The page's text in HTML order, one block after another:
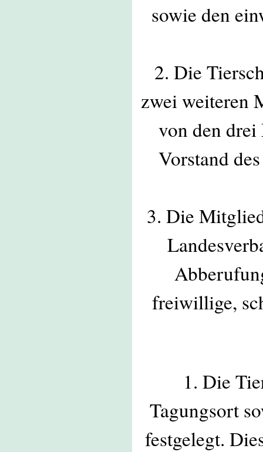
sowie den
2. Die
zwei weiteren
von den
Vorstand
3. Die
freiwillige,
1. Die
Tagungsort
festgelegt.